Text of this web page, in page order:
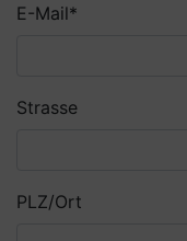
Pflichtfeld
E-Mail*
Strasse
PLZ/Ort